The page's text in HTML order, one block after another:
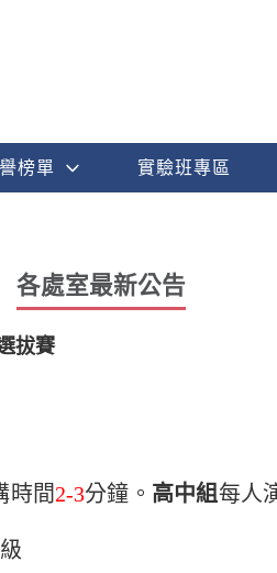
榜單 實驗班專區
各處室最新公告
拔賽
時間2-3分鐘。 高中組每人